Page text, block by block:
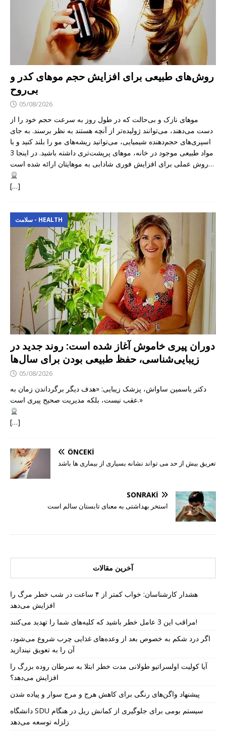
روش‌های طبیعی برای افزایش حجم موهای کدر و
بی‌روح
05/08/2026
موهای نازک و بی‌حالت که در طول روز به سرعت حجم خود را از
دست می‌دهند، می‌توانند ژولیده‌تر از آنچه هستند به نظر برسند. به جای
اسپری‌های حجم‌دهنده شیمیایی، می‌توانید ریشه‌های مو را بلند کنید و با
مواد طبیعی موجود در خانه، موهای پرپشت‌تری داشته باشید. در اینجا 3
روش عملی برای افزایش فوری شادابی به موهایتان ارائه شده است…
[…]
سلامت - HEALTH
دوران پیری خاموش آغاز شده است: روند جدید در
زیبایی‌شناسی، حفظ طبیعی بودن برای سال‌ها
05/08/2026
دکتر یاسمین ساواش، پزشک زیبایی: «هدف دیگر برگرداندن زمان به
عقب نیست، بلکه مدیریت صحیح پیری است.»
[…]
ÖNCEKI
تعریق بیش از حد می تواند نشانه بسیاری از بیماری ها باشد
SONRAKI
استخر بهداشتی به معنای تابستان سالم است
آخرین مقالات
هشدار کارشناسان: خواب کمتر از ۴ ساعت در شب خطر مرگ را
افزایش می‌دهد
مراقب این 3 عامل خطر باشید که کلیه‌های شما را تهدید می‌کنند!
اگر درد شکم به خصوص بعد از وعده‌های غذایی چرب شروع می‌شود،
آن را به تعویق نیندازید
آیا کولیت اولسراتیو طولانی مدت خطر ابتلا به سرطان روده بزرگ را
افزایش می‌دهد؟
پیشنهاد واگن‌های رنگی برای کاهش هرج و مرج سوار و پیاده شدن
دانشگاه SDU سیستم بومی برای جلوگیری از کمانش ریل در هنگام
زلزله توسعه می‌دهد